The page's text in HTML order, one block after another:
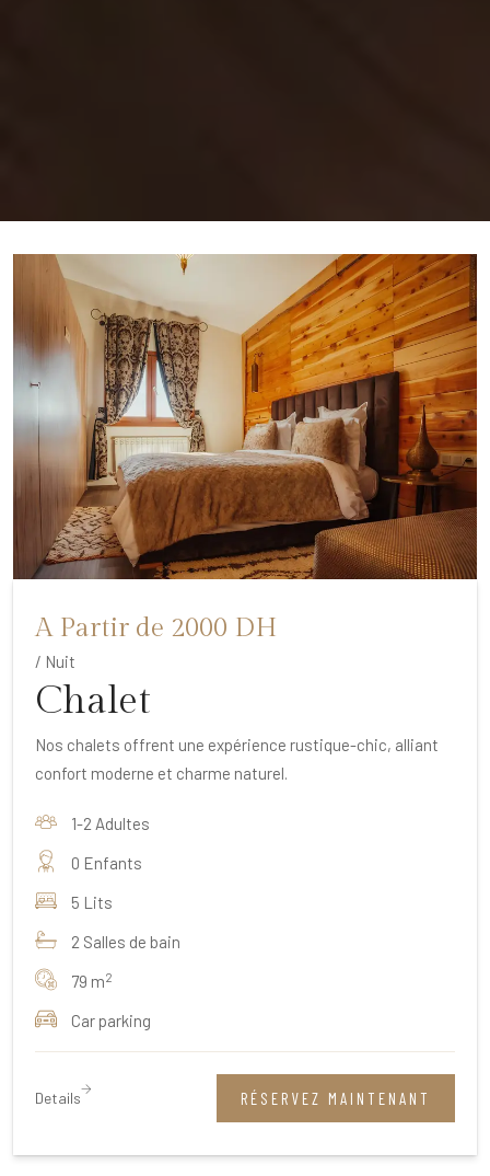
A Partir de 2000 DH
/ Nuit
Chalet
Nos chalets offrent une expérience rustique-chic, alliant
confort moderne et charme naturel.
1-2 Adultes
0 Enfants
5 Lits
2 Salles de bain
79 m2
Car parking
Details RÉSERVEZ MAINTENANT